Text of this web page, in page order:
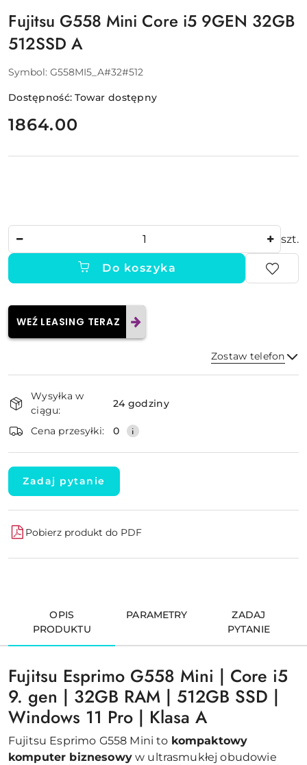
Fujitsu G558 Mini Core i5 9GEN 32GB
512SSD A
Symbol: G558MI5_A#32#512
Dostępność:Towar dostępny
cena:
1864.00
szt.
Do koszyka
WEŹ LEASING TERAZ
Zostaw telefon
i
dostawa
Wysyłka w
ciągu:
24 godziny
Cena przesyłki: 0
Zadaj pytanie
Pobierz produkt do PDF
OPIS
PRODUKTU
PARAMETRY
ZADAJ
PYTANIE
Fujitsu Esprimo G558 Mini | Core i5
9. gen | 32GB RAM | 512GB SSD |
Windows 11 Pro | Klasa A
Fujitsu Esprimo G558 Mini to kompaktowy
komputer biznesowyw ultrasmukłej obudowie